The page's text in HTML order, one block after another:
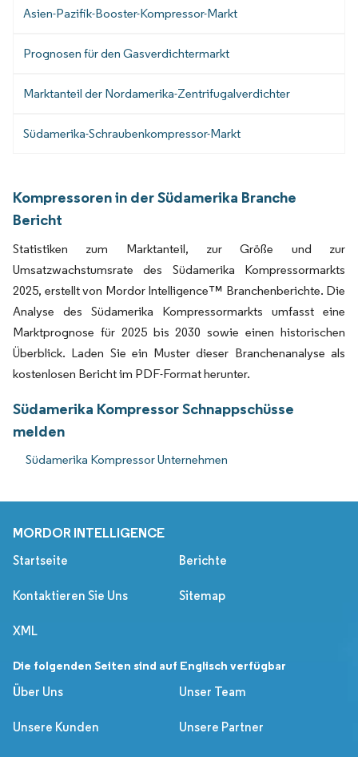
Asien-Pazifik-Booster-Kompressor-Markt
Prognosen für den Gasverdichtermarkt
Marktanteil der Nordamerika-Zentrifugalverdichter
Südamerika-Schraubenkompressor-Markt
Kompressoren in der Südamerika Branche
Bericht
Statistiken zum Marktanteil, zur Größe und zur
Umsatzwachstumsrate des Südamerika Kompressormarkts
2025, erstellt von Mordor Intelligence™ Branchenberichte. Die
Analyse des Südamerika Kompressormarkts umfasst eine
Marktprognose für 2025 bis 2030 sowie einen historischen
Überblick. Laden Sie ein Muster dieser Branchenanalyse als
kostenlosen Bericht im PDF-Format herunter.
Südamerika Kompressor Schnappschüsse
melden
Südamerika Kompressor Unternehmen
MORDOR INTELLIGENCE
Startseite Berichte
Kontaktieren Sie Uns Sitemap
XML
Die folgenden Seiten sind auf Englisch verfügbar
Über Uns
Unser Team
Unsere Kunden Unsere Partner